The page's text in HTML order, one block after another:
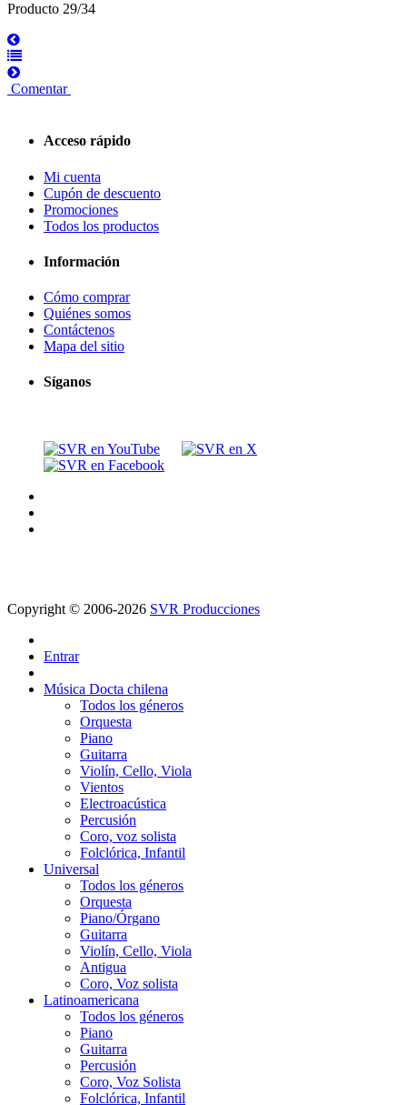
Producto 29/34
Comentar
Acceso rápido
Mi cuenta
Cupón de descuento
Promociones
Todos los productos
Información
Cómo comprar
Quiénes somos
Contáctenos
Mapa del sitio
Síganos
Copyright © 2006-2026 SVR Producciones
Entrar
Música Docta chilena
Todos los géneros
Orquesta
Piano
Guitarra
Violín, Cello, Viola
Vientos
Electroacústica
Percusión
Coro, voz solista
Folclórica, Infantil
Universal
Todos los géneros
Orquesta
Piano/Órgano
Guitarra
Violín, Cello, Viola
Antigua
Coro, Voz solista
Latinoamericana
Todos los géneros
Piano
Guitarra
Percusión
Coro, Voz Solista
Folclórica, Infantil